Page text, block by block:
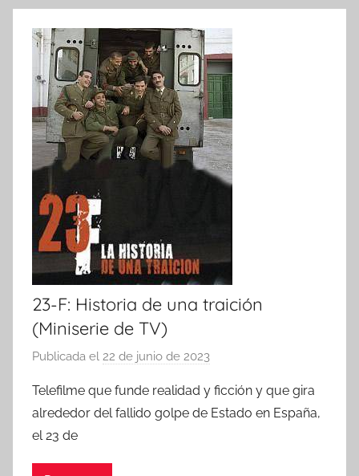
23-F: Historia de una traición
(Miniserie de TV)
Publicada el 22 de junio de 2023
Telefilme que funde realidad y ficción y que gira
alrededor del fallido golpe de Estado en España,
el 23 de